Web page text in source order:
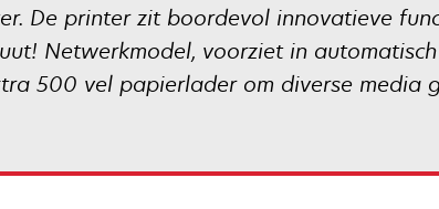
De printer zit boordevol innovatieve
Netwerkmodel, voorziet in
500 vel papierlader om diverse media